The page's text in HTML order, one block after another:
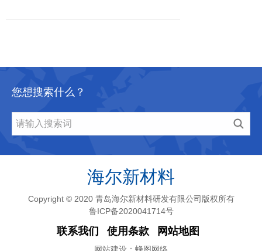
您想搜索什么？
Copyright © 2020 青岛海尔新材料研发有限公司版权所有
鲁ICP备2020041714号
联系我们 使用条款 网站地图